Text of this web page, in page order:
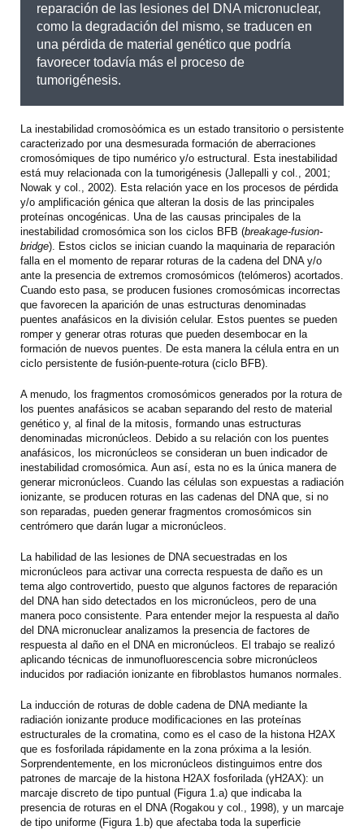
reparación de las lesiones del DNA micronuclear,
como la degradación del mismo, se traducen en
una pérdida de material genético que podría
favorecer todavía más el proceso de
tumorigénesis.
La inestabilidad cromosòómica es un estado transitorio o persistente
caracterizado por una desmesurada formación de aberraciones
cromosómiques de tipo numérico y/o estructural. Esta inestabilidad
está muy relacionada con la tumorigénesis (Jallepalli y col., 2001;
Nowak y col., 2002). Esta relación yace en los procesos de pérdida
y/o amplificación génica que alteran la dosis de las principales
proteínas oncogénicas. Una de las causas principales de la
inestabilidad cromosómica son los ciclos BFB (breakage-fusion-
bridge). Estos ciclos se inician cuando la maquinaria de reparación
falla en el momento de reparar roturas de la cadena del DNA y/o
ante la presencia de extremos cromosómicos (telómeros) acortados.
Cuando esto pasa, se producen fusiones cromosómicas incorrectas
que favorecen la aparición de unas estructuras denominadas
puentes anafásicos en la división celular. Estos puentes se pueden
romper y generar otras roturas que pueden desembocar en la
formación de nuevos puentes. De esta manera la célula entra en un
ciclo persistente de fusión-puente-rotura (ciclo BFB).
A menudo, los fragmentos cromosómicos generados por la rotura de
los puentes anafásicos se acaban separando del resto de material
genético y, al final de la mitosis, formando unas estructuras
denominadas micronúcleos. Debido a su relación con los puentes
anafásicos, los micronúcleos se consideran un buen indicador de
inestabilidad cromosómica. Aun así, esta no es la única manera de
generar micronúcleos. Cuando las células son expuestas a radiación
ionizante, se producen roturas en las cadenas del DNA que, si no
son reparadas, pueden generar fragmentos cromosómicos sin
centrómero que darán lugar a micronúcleos.
La habilidad de las lesiones de DNA secuestradas en los
micronúcleos para activar una correcta respuesta de daño es un
tema algo controvertido, puesto que algunos factores de reparación
del DNA han sido detectados en los micronúcleos, pero de una
manera poco consistente. Para entender mejor la respuesta al daño
del DNA micronuclear analizamos la presencia de factores de
respuesta al daño en el DNA en micronúcleos. El trabajo se realizó
aplicando técnicas de inmunofluorescencia sobre micronúcleos
inducidos por radiación ionizante en fibroblastos humanos normales.
La inducción de roturas de doble cadena de DNA mediante la
radiación ionizante produce modificaciones en las proteínas
estructurales de la cromatina, como es el caso de la histona H2AX
que es fosforilada rápidamente en la zona próxima a la lesión.
Sorprendentemente, en los micronúcleos distinguimos entre dos
patrones de marcaje de la histona H2AX fosforilada (γH2AX): un
marcaje discreto de tipo puntual (Figura 1.a) que indicaba la
presencia de roturas en el DNA (Rogakou y col., 1998), y un marcaje
de tipo uniforme (Figura 1.b) que afectaba toda la superficie